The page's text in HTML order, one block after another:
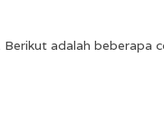
adalah beberapa